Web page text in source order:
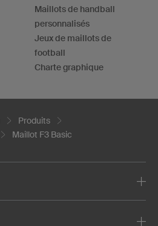
Maillots de handball
personnalisés
Jeux de maillots de
football
Charte graphique
Produits
Maillot F3 Basic